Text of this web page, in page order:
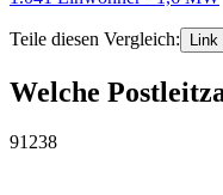
Teile diesen Vergleich: Link
Welche
91238